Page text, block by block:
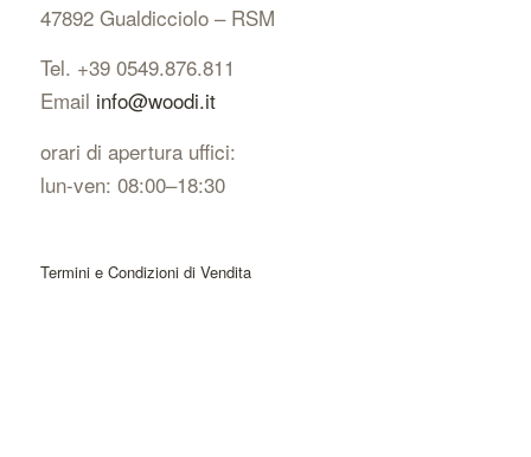
47892 Gualdicciolo – RSM
Tel. +39 0549.876.811
Email info@woodi.it
orari di apertura uffici:
lun-ven: 08:00–18:30
Termini e Condizioni di Vendita